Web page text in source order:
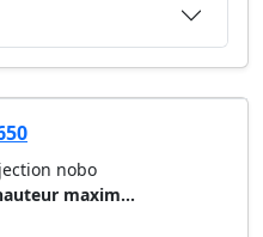
nobo
maxim...